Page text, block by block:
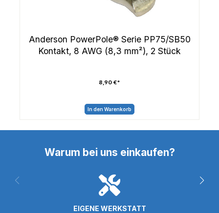
Anderson PowerPole® Serie PP75/SB50
Kontakt, 8 AWG (8,3 mm²), 2 Stück
8,90 €*
In den Warenkorb
Warum bei uns einkaufen?
EIGENE WERKSTATT